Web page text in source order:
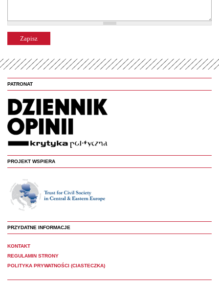
PATRONAT
PROJEKT WSPIERA
PRZYDATNE INFORMACJE
KONTAKT
REGULAMIN STRONY
POLITYKA PRYWATNOŚCI (CIASTECZKA)